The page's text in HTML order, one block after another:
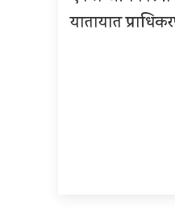
यातायात